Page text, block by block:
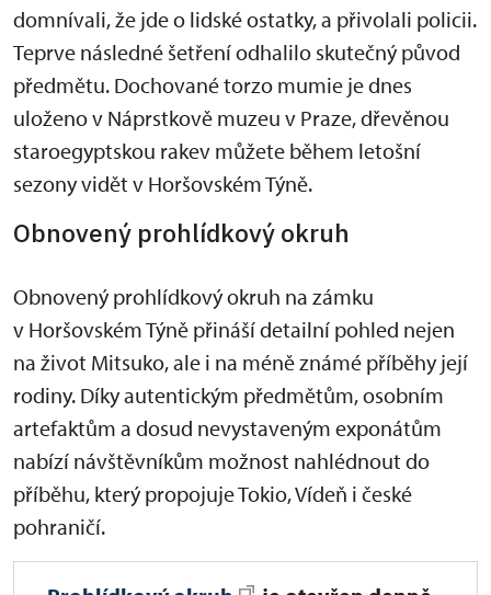
domnívali, že jde o lidské ostatky, a přivolali policii.
Teprve následné šetření odhalilo skutečný původ
předmětu. Dochované torzo mumie je dnes
uloženo v Náprstkově muzeu v Praze, dřevěnou
staroegyptskou rakev můžete během letošní
sezony vidět v Horšovském Týně.
Obnovený prohlídkový okruh
Obnovený prohlídkový okruh na zámku
v Horšovském Týně přináší detailní pohled nejen
na život Mitsuko, ale i na méně známé příběhy její
rodiny. Díky autentickým předmětům, osobním
artefaktům a dosud nevystaveným exponátům
nabízí návštěvníkům možnost nahlédnout do
příběhu, který propojuje Tokio, Vídeň i české
pohraničí.